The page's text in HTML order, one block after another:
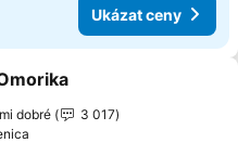
Ukázat ceny
na seznam oblíbených
dobré
3 017